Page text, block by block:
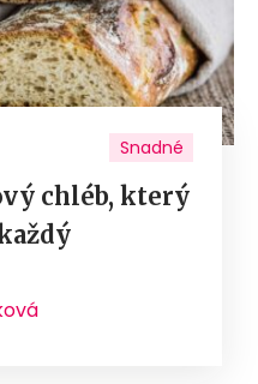
Snadné
chléb, který